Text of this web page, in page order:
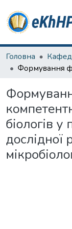
Головна
біологів
дослідної